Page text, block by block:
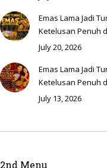
Emas Lama Jadi
Ketelusan Penuh
July 20, 2026
Emas Lama Jadi
Ketelusan Penuh
July 13, 2026
2nd Menu